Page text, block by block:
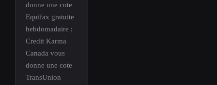
donne une cote
Equifax gratuite
hebdomadaire ;
Credit Karma
Canada vous
donne une cote
TransUnion